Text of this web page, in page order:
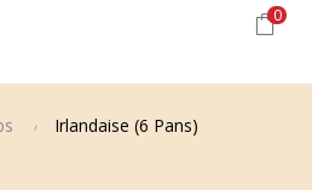
0
Irlandaise (6 Pans)